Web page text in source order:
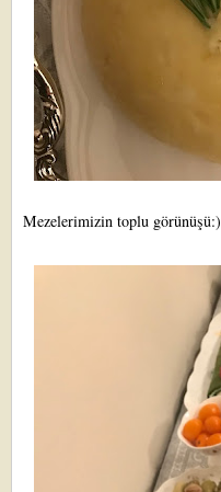
Mezelerimizin toplu görünüşü:)